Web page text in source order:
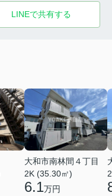
LINEで共有する
大和市南林間４丁目
2K (35.30㎡)
6.1万円